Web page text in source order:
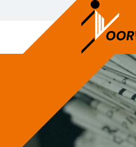
SENIOREN
Voorwaarts 1
Voorwaarts 2
Voorwaarts 3